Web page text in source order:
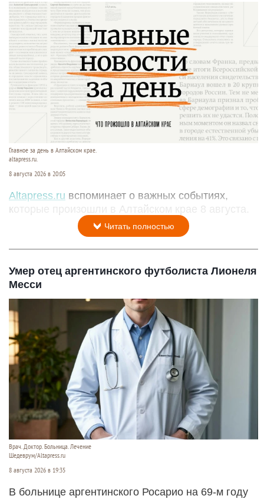
Главное за день в Алтайском крае.
altapress.ru.
8 августа 2026 в 20:05
Altapress.ru вспоминает о важных событиях,
которые произошли в Алтайском крае 8 августа.
Читать полностью
Умер отец аргентинского футболиста Лионеля
Месси
Врач. Доктор. Больница. Лечение
Шедеврум/Altapress.ru
8 августа 2026 в 19:35
В больнице аргентинского Росарио на 69-м году